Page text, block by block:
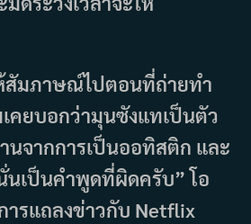
สัมภาษณ์ไปตอนที่ถ่ายทำ
คยบอกว่ามุนซังแทเป็นตัว
จากการเป็นออทิสติก และ
นเป็นคำพูดที่ผิดครับ” โอ
ารแถลงข่าวกับ Netflix